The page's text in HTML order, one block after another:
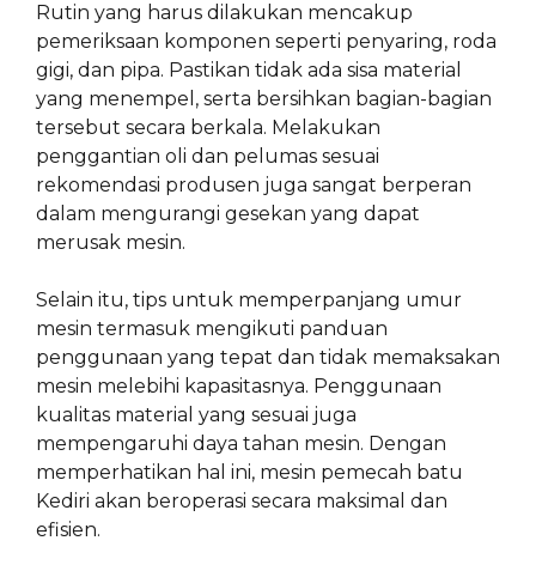
Rutin yang harus dilakukan mencakup
pemeriksaan komponen seperti penyaring, roda
gigi, dan pipa. Pastikan tidak ada sisa material
yang menempel, serta bersihkan bagian-bagian
tersebut secara berkala. Melakukan
penggantian oli dan pelumas sesuai
rekomendasi produsen juga sangat berperan
dalam mengurangi gesekan yang dapat
merusak mesin.
Selain itu, tips untuk memperpanjang umur
mesin termasuk mengikuti panduan
penggunaan yang tepat dan tidak memaksakan
mesin melebihi kapasitasnya. Penggunaan
kualitas material yang sesuai juga
mempengaruhi daya tahan mesin. Dengan
memperhatikan hal ini, mesin pemecah batu
Kediri akan beroperasi secara maksimal dan
efisien.